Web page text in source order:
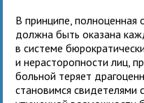
В принципе, полноценная
должна быть оказана
в системе
и нерасторопности лиц,
больной теряет
становимся свидетелями